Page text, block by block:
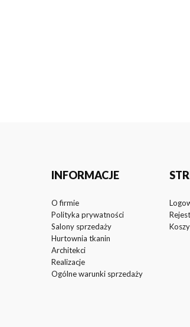
INFORMACJE
O firmie
Polityka prywatności
Salony sprzedaży
Hurtownia tkanin
Architekci
Realizacje
Ogólne warunki sprzedaży